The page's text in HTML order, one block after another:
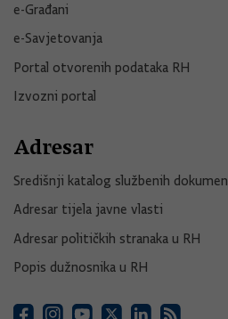
e-Građani
e-Savjetovanja
Portal otvorenih podataka RH
Izvozni portal
Adresar
Središnji katalog službenih
Adresar tijela javne vlasti
Adresar političkih stranaka u RH
Popis dužnosnika u RH